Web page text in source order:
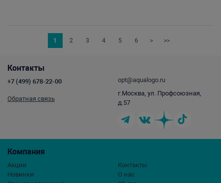
1 2 3 4 5 6 > >>
Компания
Акции
Новинки
Контакты
О нас
Контакты
+7 (499) 678-22-00
Обратная связь
opt@aqualogo.ru
г.Москва, ул. Профсоюзная,
д.57